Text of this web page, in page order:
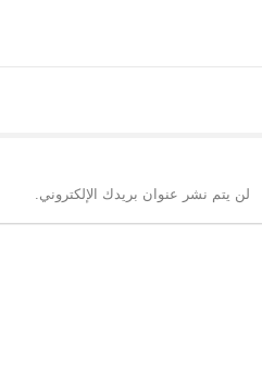
لن يتم نشر عنوان بريدك الإلكتروني.